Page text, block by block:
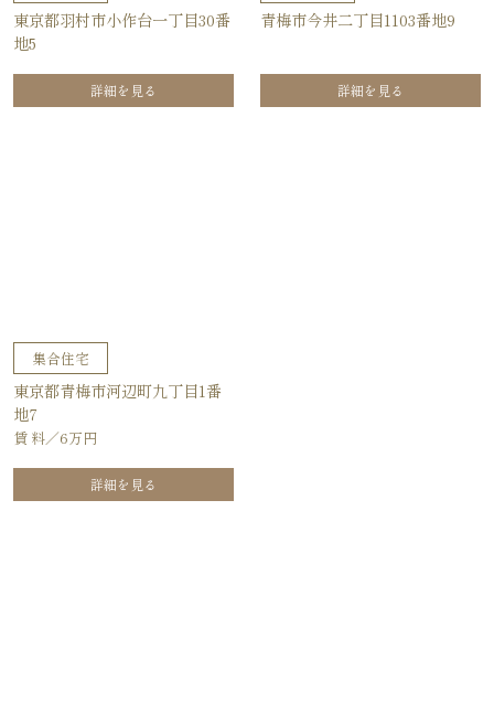
東京都羽村市小作台一丁目30番
地5
詳細を見る
青梅市今井二丁目1103番地9
詳細を見る
集合住宅
東京都青梅市河辺町九丁目1番
地7
賃 料／6万円
詳細を見る